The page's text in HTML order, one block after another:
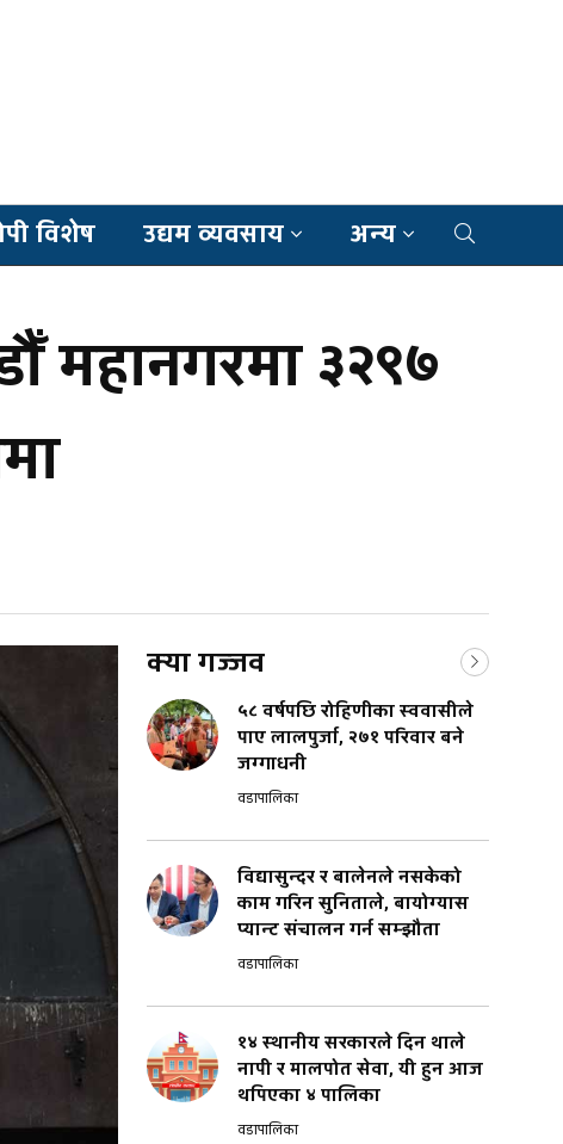
विशेष उद्यम व्यवसाय अन्य
महानगरमा ३२९७
क्या गज्जव
५८ वर्षपछि रोहिणीका स्ववासीले
पाए लालपुर्जा, २७१ परिवार बने
जग्गाधनी
वडापालिका
विद्यासुन्दर र बालेनले नसकेको
काम गरिन सुनिताले, बायोग्यास
प्यान्ट संचालन गर्न सम्झौता
वडापालिका
१४ स्थानीय सरकारले दिन थाले
नापी र मालपोत सेवा, यी हुन आज
थपिएका ४ पालिका
वडापालिका